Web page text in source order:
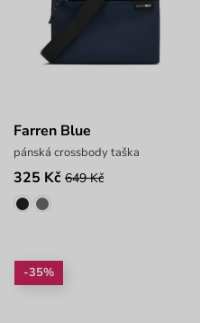
Farren Blue
pánská crossbody taška
325 Kč 649 Kč
-35%